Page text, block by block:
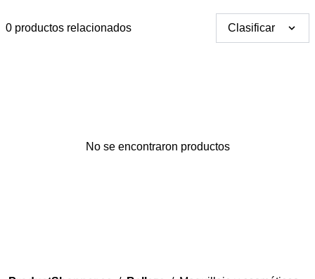
0 productos relacionados Clasificar
No se encontraron productos
Gracias por tus